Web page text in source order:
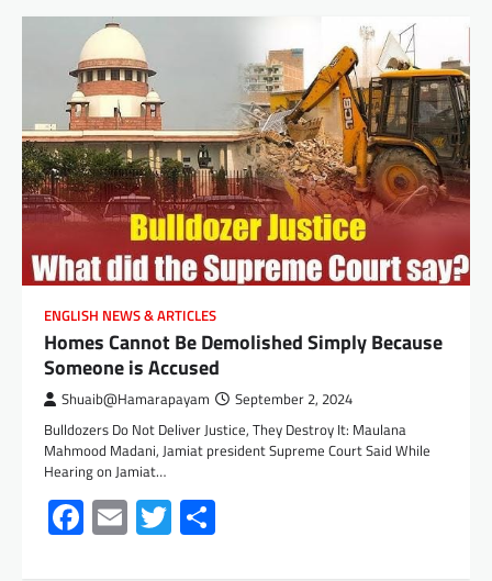
ENGLISH NEWS & ARTICLES
Homes Cannot Be Demolished Simply Because
Someone is Accused
Shuaib@Hamarapayam September 2, 2024
Bulldozers Do Not Deliver Justice, They Destroy It: Maulana
Mahmood Madani, Jamiat president Supreme Court Said While
Hearing on Jamiat…
Facebook
EmailTwitter